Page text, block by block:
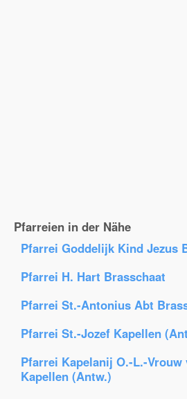
Pfarreien in der Nähe
Pfarrei Goddelijk Kind Jezus
Pfarrei H. Hart Brasschaat
Pfarrei St.-Antonius Abt
Pfarrei St.-Jozef Kapellen
Pfarrei Kapelanij O.-L.-Vrouw
Kapellen (Antw.)